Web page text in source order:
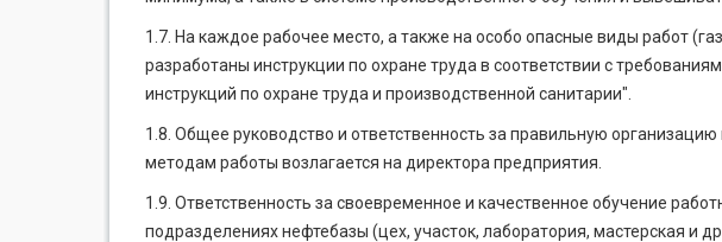
1.7. На каждое рабочее место, а также на особо опасные виды работ
разработаны инструкции по охране труда в соответствии с
инструкций по охране труда и производственной санитарии".
1.8. Общее руководство и ответственность за правильную
методам работы возлагается на директора предприятия.
1.9. Ответственность за своевременное и качественное обучение
подразделениях нефтебазы (цех, участок, лаборатория, мастерская и